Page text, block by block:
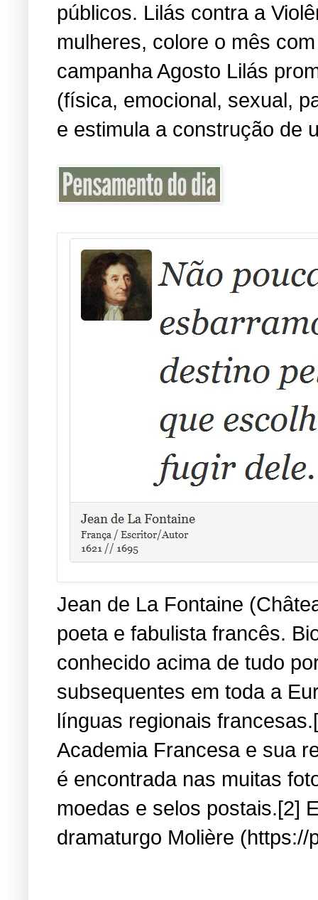
públicos. Lilás contra a
mulheres, colore o mês
campanha Agosto Lilás
(física, emocional, sexual,
e estimula a construção de
Jean de La Fontaine
poeta e fabulista francês.
conhecido acima de tudo
subsequentes em toda a
línguas regionais
Academia Francesa e sua
é encontrada nas muitas
moedas e selos postais.[2]
dramaturgo Molière